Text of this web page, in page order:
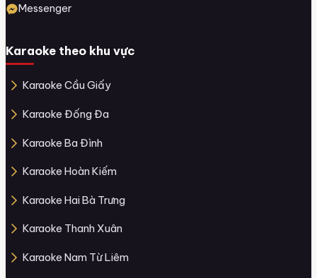
Messenger
Karaoke theo khu vực
Karaoke Cầu Giấy
Karaoke Đống Đa
Karaoke Ba Đình
Karaoke Hoàn Kiếm
Karaoke Hai Bà Trưng
Karaoke Thanh Xuân
Karaoke Nam Từ Liêm